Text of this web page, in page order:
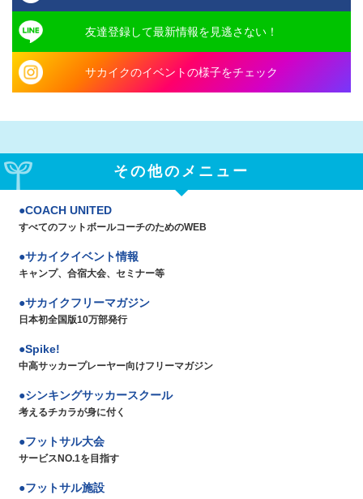
友達登録して最新情報を見逃さない！
サカイクのイベントの様子をチェック
その他のメニュー
COACH UNITED
すべてのフットボールコーチのためのWEB
サカイクイベント情報
キャンプ、合宿大会、セミナー等
サカイクフリーマガジン
日本初全国版10万部発行
Spike!
中高サッカープレーヤー向けフリーマガジン
シンキングサッカースクール
考えるチカラが身に付く
フットサル大会
サービスNO.1を目指す
フットサル施設